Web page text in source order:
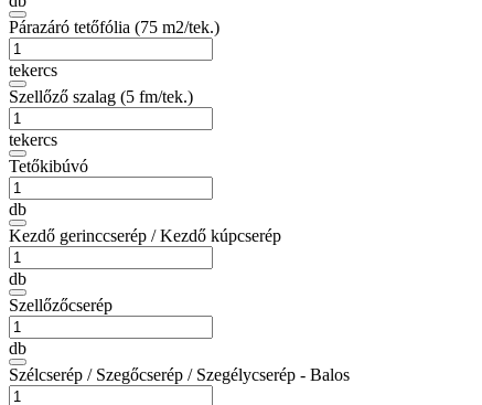
Párazáró tetőfólia (75 m2/tek.)
tekercs
Szellőző szalag (5 fm/tek.)
tekercs
Tetőkibúvó
db
Kezdő gerinccserép / Kezdő kúpcserép
db
Szellőzőcserép
db
Szélcserép / Szegőcserép / Szegélycserép - Balos